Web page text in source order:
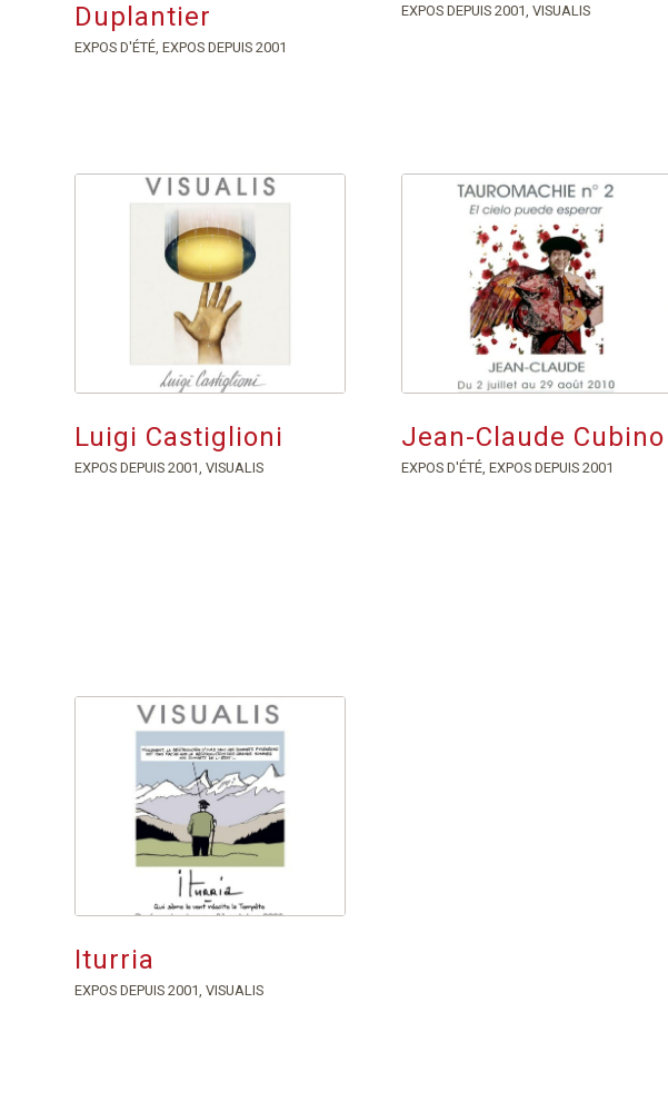
Duplantier
EXPOS D'ÉTÉ, EXPOS DEPUIS 2001
EXPOS DEPUIS 2001,VISUALIS
Luigi Castiglioni
EXPOS DEPUIS 2001, VISUALIS
Jean-Claude Cubino
EXPOS D'ÉTÉ,EXPOS DEPUIS 2001
Iturria
EXPOS DEPUIS 2001, VISUALIS